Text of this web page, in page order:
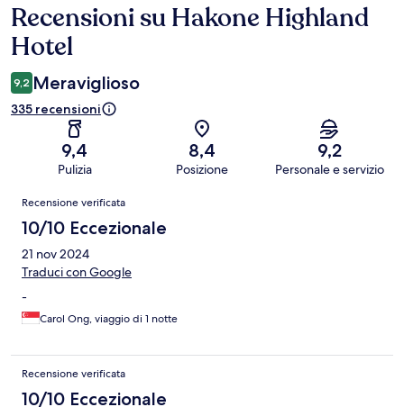
Recensioni
Recensioni su Hakone Highland
Hotel
9,2 Meraviglioso
335 recensioni
9,4
Pulizia
8,4
Posizione
9,2
Personale e servizio
Recensioni
Recensione verificata
10/10 Eccezionale
21 nov 2024
Traduci con Google
-
Carol Ong, viaggio di 1 notte
Recensione verificata
10/10 Eccezionale